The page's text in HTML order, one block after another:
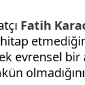
Fatih
evrensel bir